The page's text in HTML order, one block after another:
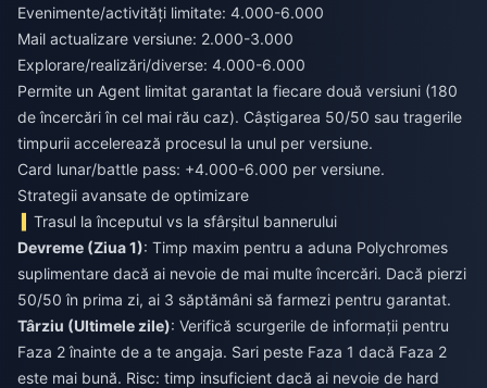
Evenimente/activități limitate: 4.000-6.000
Mail actualizare versiune: 2.000-3.000
Explorare/realizări/diverse: 4.000-6.000
Permite un Agent limitat garantat la fiecare două versiuni (180
de încercări în cel mai rău caz). Câștigarea 50/50 sau tragerile
timpurii accelerează procesul la unul per versiune.
Card lunar/battle pass: +4.000-6.000 per versiune.
Strategii avansate de optimizare
Trasul la începutul vs la sfârșitul bannerului
Devreme (Ziua 1): Timp maxim pentru a aduna Polychromes
suplimentare dacă ai nevoie de mai multe încercări. Dacă pierzi
50/50 în prima zi, ai 3 săptămâni să farmezi pentru garantat.
Târziu (Ultimele zile): Verifică scurgerile de informații pentru
Faza 2 înainte de a te angaja. Sari peste Faza 1 dacă Faza 2
este mai bună. Risc: timp insuficient dacă ai nevoie de hard